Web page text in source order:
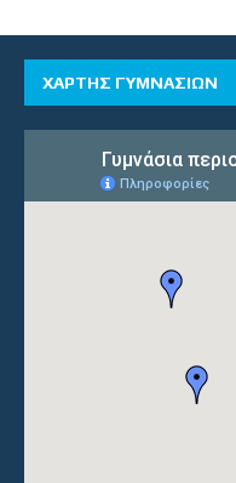
ΧΑΡΤΗΣ ΓΥΜΝΑΣΙΩΝ